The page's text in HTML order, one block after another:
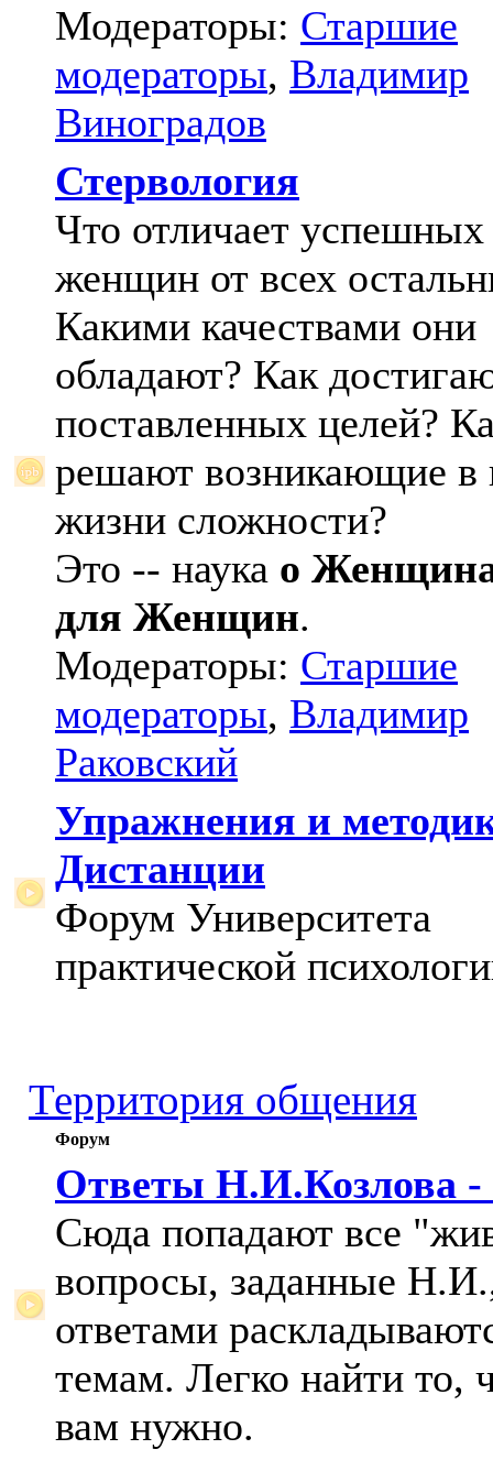
Модераторы: Старшие
модераторы, Владимир
Виноградов
Стервология
Что отличает успешных
женщин от всех
Какими качествами они
обладают? Как
поставленных целей?
решают возникающие в
жизни сложности?
Это -- наука о
для Женщин.
Модераторы: Старшие
модераторы, Владимир
Раковский
Упражнения и
Дистанции
Форум Университета
практической
Территория общения
Форум
Ответы Н.И.Козлова -
Сюда попадают все
вопросы, заданные
ответами
темам. Легко найти то,
вам нужно.